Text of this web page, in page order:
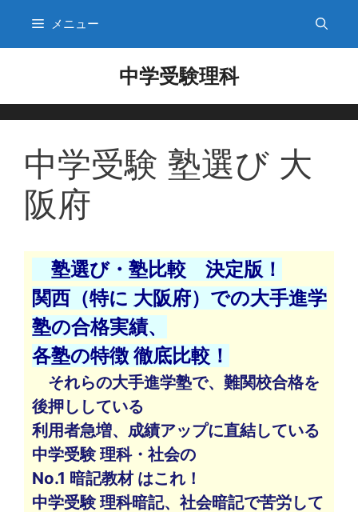
ン
メニュー
中学受験理科
中学受験 塾選び 大
阪府
塾選び・塾比較 決定版！
関西（特に 大阪府）での大手進学
塾の合格実績、
各塾の特徴 徹底比較！
それらの大手進学塾で、難関校合格を
後押ししている
利用者急増、成績アップに直結している
中学受験 理科・社会の
No.1 暗記教材 はこれ！
中学受験 理科暗記、社会暗記で苦労して